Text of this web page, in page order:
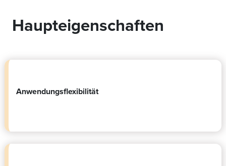
Haupteigenschaften
Anwendungsflexibilität